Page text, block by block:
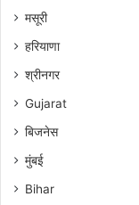
मसूरी
हरियाणा
श्रीनगर
Gujarat
बिजनेस
मुंबई
Bihar